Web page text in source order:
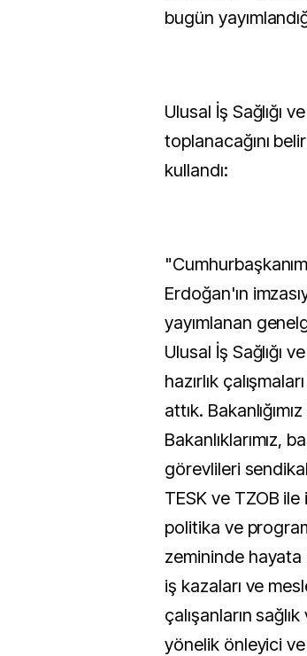
bugün
Ulusal İş Sağlığı
toplanacağını
kullandı:
Erdoğan'ın
yayımlanan
Ulusal İş Sağlığı
hazırlık
attık.
Bakanlıklarımız,
görevlileri
TESK ve TZOB
politika ve
zemininde
iş kazaları ve
çalışanların
yönelik önleyici